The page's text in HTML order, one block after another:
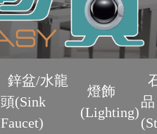
鋅盆/水龍
頭(Sink
Faucet)
燈飾
(Lighting)
品